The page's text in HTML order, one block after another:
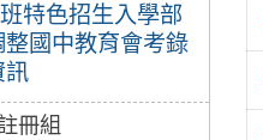
特色招生入學部
國中教育會考錄
訊
冊組